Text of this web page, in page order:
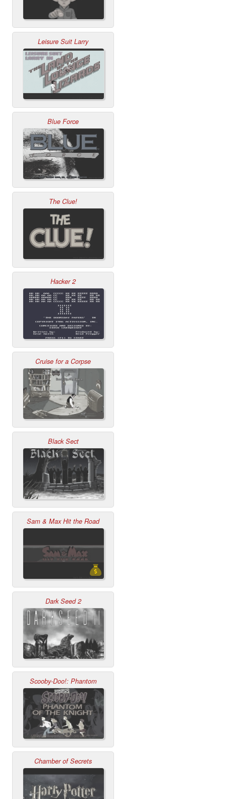
Leisure Suit Larry
Blue Force
The Clue!
Hacker 2
Cruise for a Corpse
Black Sect
Sam & Max Hit the Road
Dark Seed 2
Scooby-Doo!: Phantom
Chamber of Secrets